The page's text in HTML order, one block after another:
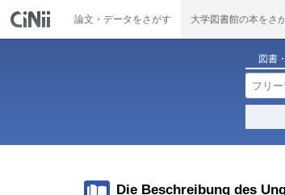
論文・データをさがす 大学図書館の本をさ
図書
Die Beschreibung des